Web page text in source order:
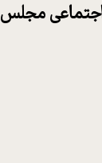
مجلس